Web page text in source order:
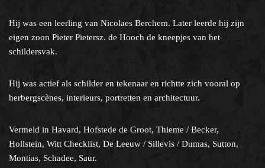
Hij was een leerling van Nicolaes Berchem. Later leerde hij zijn
eigen zoon Pieter Pietersz. de Hooch de kneepjes van het
schildersvak.
Hij was actief als schilder en tekenaar en richtte zich vooral op
herbergscènes, interieurs, portretten en architectuur.
Vermeld in Havard, Hofstede de Groot, Thieme / Becker,
Hollstein, Witt Checklist, De Leeuw / Sillevis / Dumas, Sutton,
Montias, Schadee, Saur.